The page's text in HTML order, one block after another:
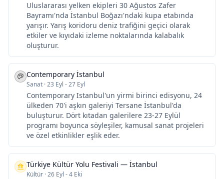
Uluslararası yelken ekipleri 30 Ağustos Zafer
Bayramı'nda İstanbul Boğazı'ndaki kupa etabında
yarışır. Yarış koridoru deniz trafiğini geçici olarak
etkiler ve kıyıdaki izleme noktalarında kalabalık
oluşturur.
Contemporary İstanbul
Sanat ·23 Eyl - 27 Eyl
Contemporary Istanbul'un yirmi birinci edisyonu, 24
ülkeden 70'i aşkın galeriyi Tersane İstanbul'da
buluşturur. Dört kıtadan galerilere 23-27 Eylül
programı boyunca söyleşiler, kamusal sanat projeleri
ve özel etkinlikler eşlik eder.
Türkiye Kültür Yolu Festivali — İstanbul
Kültür ·26 Eyl - 4 Eki